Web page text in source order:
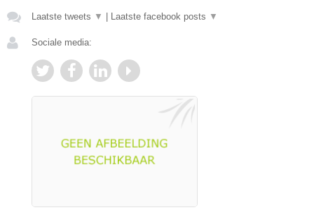
Laatste tweets ▼ Laatste facebook posts ▼
Sociale media: